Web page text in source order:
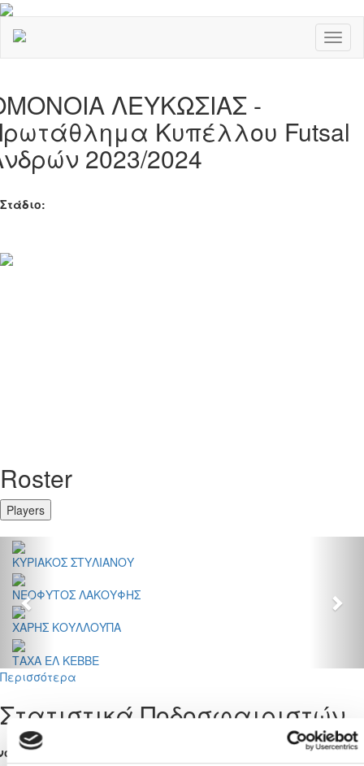
ΛΕΥΚΩΣΙΑΣ -
Κυπέλλου Futsal
2023/2024
Στάδιο:
Roster
Players
ΚΥΡΙΑΚΟΣ ΣΤΥΛΙΑΝΟΥ
ΝΕΟΦΥΤΟΣ ΛΑΚΟΥΦΗΣ
ΧΑΡΗΣ ΚΟΥΛΛΟΥΠΑ
ΤΑΧΑ ΕΛ ΚΕΒΒΕ
Περισσότερα
Στατιστικά Ποδοσφαιριστών
Αυτογκόλ
(*)